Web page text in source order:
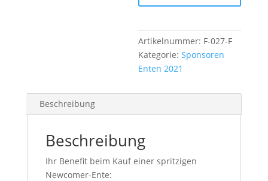
Artikelnummer: F-027-F
Kategorie:Sponsoren
Enten 2021
Beschreibung
Beschreibung
Ihr Benefit beim Kauf einer spritzigen
Newcomer-Ente: